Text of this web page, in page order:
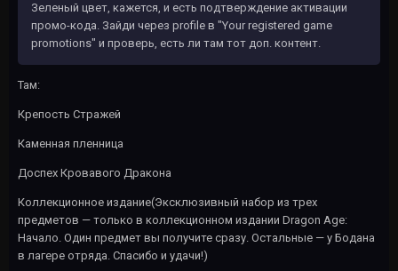
Зеленый цвет, кажется, и есть подтверждение активации
промо-кода. Зайди через profile в "Your registered game
promotions" и проверь, есть ли там тот доп. контент.
Там:
Крепость Стражей
Каменная пленница
Доспех Кровавого Дракона
Коллекционное издание(Эксклюзивный набор из трех
предметов — только в коллекционном издании Dragon Age:
Начало. Один предмет вы получите сразу. Остальные — у Бодана
в лагере отряда. Спасибо и удачи!)